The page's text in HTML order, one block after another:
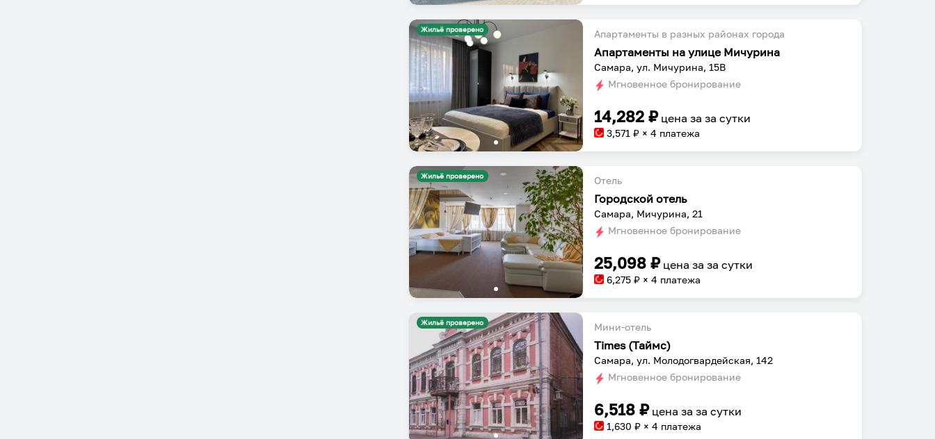
Жильё проверено Апартаменты в разных районах города
Апартаменты на улице Мичурина
Самара, ул. Мичурина, 15В
Мгновенное бронирование
14,282 ₽ цена заза сутки
3,571 ₽ × 4 платежа
Жильё проверено Отель
Городской отель
Самара, Мичурина, 21
Мгновенное бронирование
25,098 ₽ цена заза сутки
6,275 ₽ × 4 платежа
Жильё проверено Мини-отель
Times (Таймс)
Самара, ул. Молодогвардейская, 142
Мгновенное бронирование
6,518 ₽ цена заза сутки
1,630 ₽ × 4 платежа